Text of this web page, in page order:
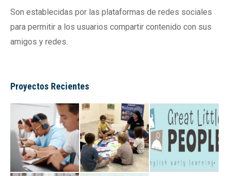
Son establecidas por las plataformas de redes sociales
para permitir a los usuarios compartir contenido con sus
amigos y redes.
Proyectos Recientes